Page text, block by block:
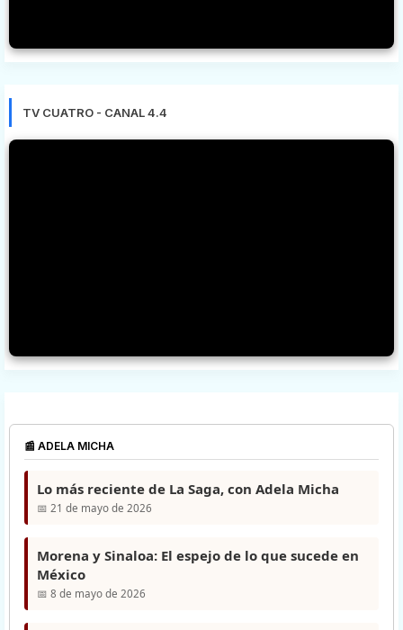
TV CUATRO - CANAL 4.4
📰 ADELA MICHA
Lo más reciente de La Saga, con Adela Micha
📅 21 de mayo de 2026
Morena y Sinaloa: El espejo de lo que sucede en
México
📅 8 de mayo de 2026